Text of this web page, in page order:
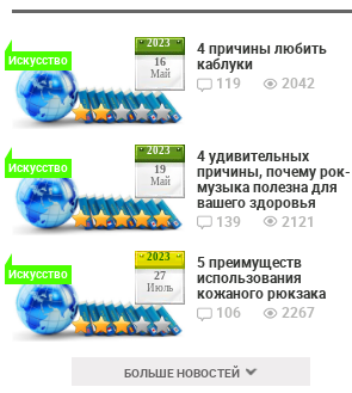
2023
16
Май
Искусство
4 причины любить
каблуки
119
2042
2023
19
Май
Искусство
4 удивительных
причины, почему рок-
музыка полезна для
вашего здоровья
139
2121
2023
27
Июль
Искусство
5 преимуществ
использования
кожаного рюкзака
106
2267
БОЛЬШЕ НОВОСТЕЙ